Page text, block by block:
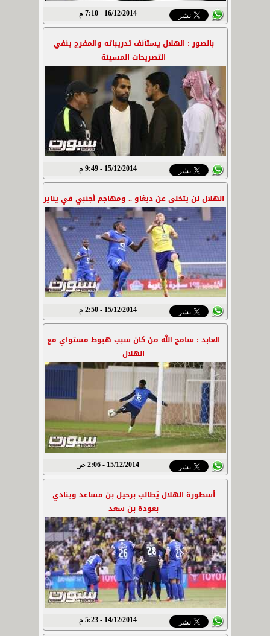
16/12/2014 - 7:10 م
بالصور : الهلال يستأنف تدريباته والمفرج ينفي
التصريحات المسيئة
15/12/2014 - 9:49 م
الهلال لن يتخلى عن ديغاو .. ومهاجم أجنبي في يناير
15/12/2014 - 2:50 م
العابد : سامح الله من كان سبب هبوط مستواي مع
الهلال
15/12/2014 - 2:06 ص
أسطورة الهلال يُطالب برحيل بن مساعد وينادي
بعودة بن سعد
14/12/2014 - 5:23 م